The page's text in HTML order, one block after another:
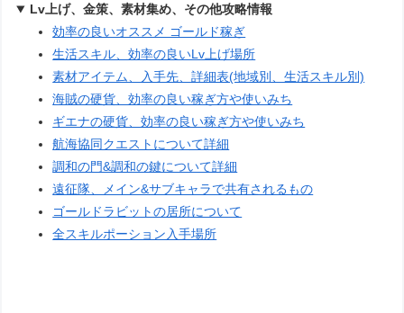
Lv上げ、金策、素材集め、その他攻略情報
効率の良いオススメ ゴールド稼ぎ
生活スキル、効率の良いLv上げ場所
素材アイテム、入手先、詳細表(地域別、生活スキル別)
海賊の硬貨、効率の良い稼ぎ方や使いみち
ギエナの硬貨、効率の良い稼ぎ方や使いみち
航海協同クエストについて詳細
調和の門&調和の鍵について詳細
遠征隊、メイン&サブキャラで共有されるもの
ゴールドラビットの居所について
全スキルポーション入手場所